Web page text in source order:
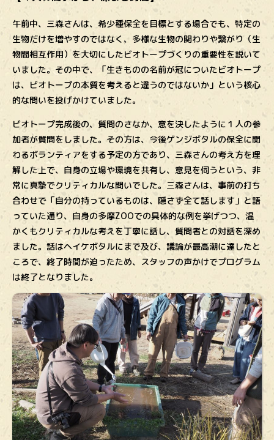
午前中、三森さんは、希少種保全を目標とする場合でも、特定の
生物だけを増やすのではなく、多様な生物の関わりや繋がり（生
物間相互作用）を大切にしたビオトープづくりの重要性を説いて
いました。その中で、「生きものの名前が冠についたビオトープ
は、ビオトープの本質を考えると違うのではないか」という核心
的な問いを投げかけていました。
ビオトープ完成後の、質問のさなか、意を決したように１人の参
加者が質問をしました。その方は、今後ゲンジボタルの保全に関
わるボランティアをする予定の方であり、三森さんの考え方を理
解した上で、自身の立場や環境を共有し、意見を伺うという、非
常に真摯でクリティカルな問いでした。三森さんは、事前の打ち
合わせで「自分の持っているものは、隠さず全て話します」と語
っていた通り、自身の多摩ZOOでの具体的な例を挙げつつ、温
かくもクリティカルな考えを丁寧に話し、質問者との対話を深め
ました。話はヘイケボタルにまで及び、議論が最高潮に達したと
ころで、終了時間が迫ったため、スタッフの声かけでプログラム
は終了となりました。